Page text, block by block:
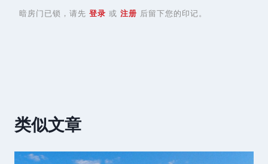
暗房门已锁，请先 登录 或 注册 后留下您的印记。
类似文章